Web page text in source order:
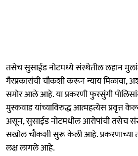
तसेच सुसाईड नोटमध्ये संस्थेतील लहान
गैरप्रकारांची चौकशी करून न्याय मिळावा,
समोर आले आहे. या प्रकरणी फुरसुंगी
मुस्कवाड यांच्याविरुद्ध आत्महत्येस प्रवृत्त
असून, सुसाईड नोटमधील आरोपांची तसेच
सखोल चौकशी सुरू केली आहे. प्रकरणाच्या
लक्ष लागले आहे.